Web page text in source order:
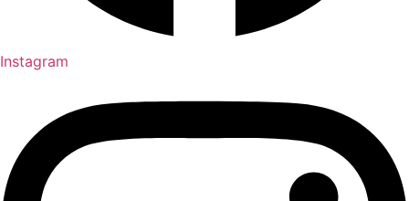
Instagram